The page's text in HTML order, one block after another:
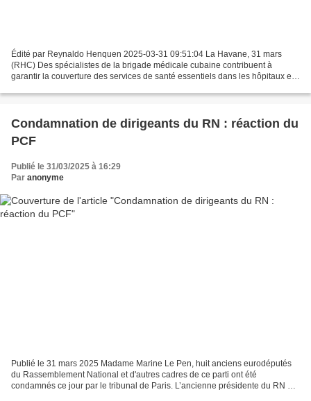
Édité par Reynaldo Henquen 2025-03-31 09:51:04 La Havane, 31 mars
(RHC) Des spécialistes de la brigade médicale cubaine contribuent à
garantir la couverture des services de santé essentiels dans les hôpitaux et
Condamnation de dirigeants du RN : réaction du
PCF
Publié le 31/03/2025 à 16:29
Par anonyme
Publié le 31 mars 2025 Madame Marine Le Pen, huit anciens eurodéputés
du Rassemblement National et d'autres cadres de ce parti ont été
condamnés ce jour par le tribunal de Paris. L’ancienne présidente du RN a